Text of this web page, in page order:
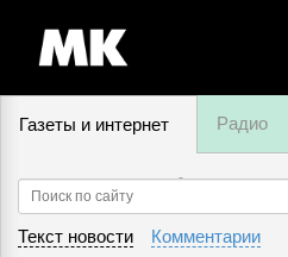
Газеты и интернет Радио
9 августа,
Текст новости Комментарии